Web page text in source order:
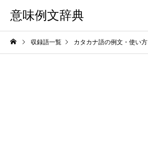
意味例文辞典
収録語一覧 カタカナ語の例文・使い方